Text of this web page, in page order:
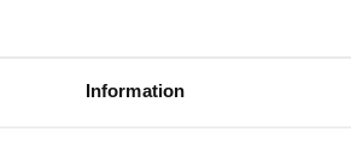
Information